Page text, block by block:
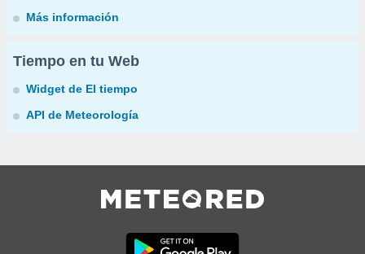
Más información
Tiempo en tu Web
Widget de El tiempo
API de Meteorología